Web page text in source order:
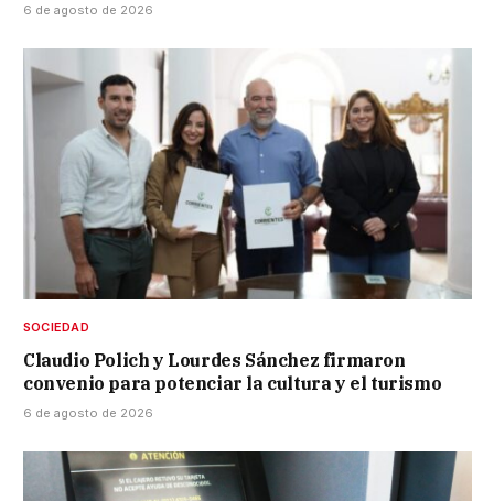
6 de agosto de 2026
SOCIEDAD
Claudio Polich y Lourdes Sánchez firmaron
convenio para potenciar la cultura y el turismo
6 de agosto de 2026